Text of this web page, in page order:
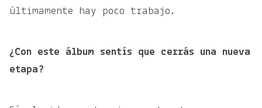
últimamente hay poco trabajo.
¿Con este álbum sentís que cerrás una nueva
etapa?